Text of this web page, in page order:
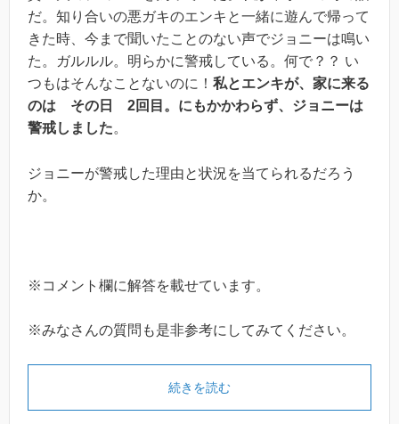
だ。知り合いの悪ガキのエンキと一緒に遊んで帰って
きた時、今まで聞いたことのない声でジョニーは鳴い
た。ガルルル。明らかに警戒している。何で？？ い
つもはそんなことないのに！ 私とエンキが、家に来る
のは その日 2回目。にもかかわらず、ジョニーは
警戒しました。
ジョニーが警戒した理由と状況を当てられるだろう
か。
※コメント欄に解答を載せています。
※みなさんの質問も是非参考にしてみてください。
続きを読む